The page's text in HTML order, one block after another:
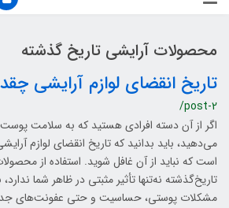
محصولات آرایشی تاریخ گذشته
تاریخ انقضای لوازم آرایشی
/post-2
اگر از آن دسته افرادی هستید که به سلامت
می‌دهید، باید بدانید که تاریخ انقضای لوازم
است که نباید از آن غافل شوید. استفاده از
تاریخ‌گذشته نه‌تنها تأثیر مثبتی در ظاهر شما
مشکلات پوستی، حساسیت و حتی عفونت‌های